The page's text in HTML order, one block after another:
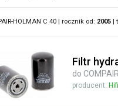
HOLMAN C 40 | rocznik od: 2005 |
Filtr
do
producent: